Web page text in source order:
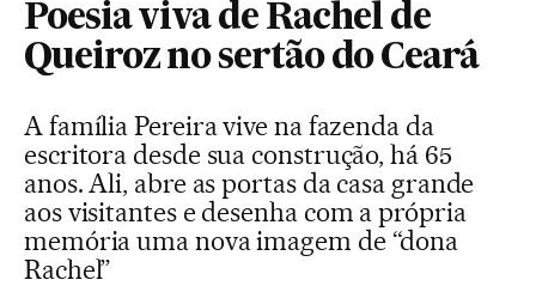
Poesia viva de Rachel de
Queiroz no sertão do Ceará
A família Pereira vive na fazenda da
escritora desde sua construção, há 65
anos. Ali, abre as portas da casa grande
aos visitantes e desenha com a própria
memória uma nova imagem de “dona
Rachel”